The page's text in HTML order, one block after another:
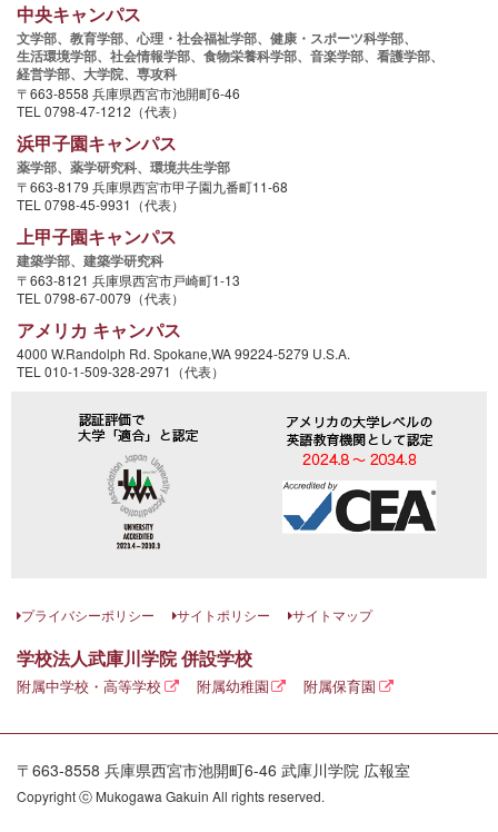
中央キャンパス
文学部、 教育学部、 心理・社会福祉学部、 健康・スポーツ科学部、
生活環境学部、 社会情報学部、 食物栄養科学部、 音楽学部、 看護学部、
経営学部、 大学院、 専攻科
〒663-8558 兵庫県西宮市池開町6-46
TEL 0798-47-1212（代表）
浜甲子園キャンパス
薬学部、 薬学研究科、 環境共生学部
〒663-8179 兵庫県西宮市甲子園九番町11-68
TEL 0798-45-9931（代表）
上甲子園キャンパス
建築学部、 建築学研究科
〒663-8121 兵庫県西宮市戸崎町1-13
TEL 0798-67-0079（代表）
アメリカ キャンパス
4000 W.Randolph Rd. Spokane,WA 99224-5279 U.S.A.
TEL 010-1-509-328-2971（代表）
プライバシーポリシー サイトポリシー サイトマップ
学校法人武庫川学院 併設学校
附属中学校・高等学校 附属幼稚園 附属保育園
〒663-8558 兵庫県西宮市池開町6-46 武庫川学院 広報室
Copyright ⓒ Mukogawa Gakuin All rights reserved.